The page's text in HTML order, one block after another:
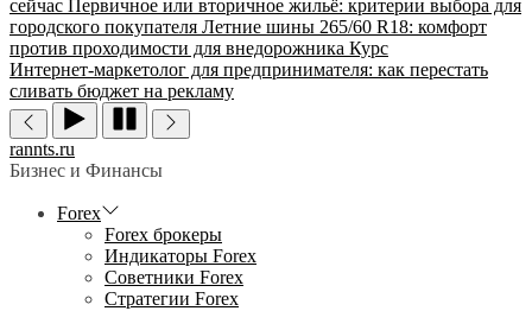
сейчас Первичное или вторичное жильё: критерии выбора для
городского покупателя Летние шины 265/60 R18: комфорт
против проходимости для внедорожника Курс
Интернет‑маркетолог для предпринимателя: как перестать
сливать бюджет на рекламу
rannts.ru
Бизнес и Финансы
Forex
Forex брокеры
Индикаторы Forex
Советники Forex
Стратегии Forex